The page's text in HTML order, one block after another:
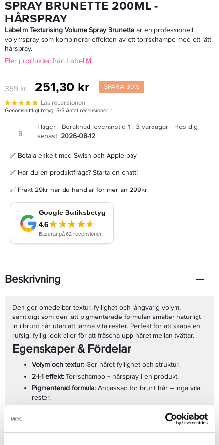
SPRAY BRUNETTE 200ML -
HÅRSPRAY
Label.m Texturising Volume Spray Brunette är en professionell
volymspray som kombinerar effekten av ett torrschampo med ett lätt
hårspray.
Fler produkter från Label.M
359 kr 251,30 kr SPARA 30%
Läs recensionen
Genomsnittligt betyg: 5/5 Antal recensioner: 1
I lager - Beräknad leveranstid 1 - 3 vardagar - Hos dig
senast: 2026-08-12
✅ Betala enkelt med Swish och Apple pay
✅ Har du en produktfråga? Starta en chatt!
✅ Frakt 29kr när du handlar för mer än 299kr
Beskrivning
Den ger omedelbar textur, fyllighet och långvarig volym,
samtidigt som den lätt pigmenterade formulan smälter naturligt
in i brunt hår utan att lämna vita rester. Perfekt för att skapa en
rufsig, fyllig look eller för att fräscha upp håret mellan tvättar.
Egenskaper & Fördelar
Volym och textur: Ger håret fyllighet och struktur.
2-i-1 effekt: Torrschampo + hårspray i en produkt.
Pigmenterad formula: Anpassad för brunt hår – inga vita
rester.
Passar dig som